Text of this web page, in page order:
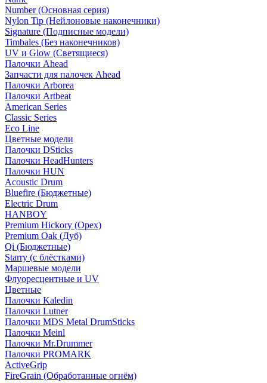
Number (Основная серия)
Nylon Tip (Нейлоновые наконечники)
Signature (Подписные модели)
Timbales (Без наконечников)
UV и Glow (Светящиеся)
Палочки Ahead
Запчасти для палочек Ahead
Палочки Arborea
Палочки Artbeat
American Series
Classic Series
Eco Line
Цветные модели
Палочки DSticks
Палочки HeadHunters
Палочки HUN
Acoustic Drum
Bluefire (Бюджетные)
Electric Drum
HANBOY
Premium Hickory (Орех)
Premium Oak (Дуб)
Qi (Бюджетные)
Starry (с блёстками)
Маршевые модели
Флуоресцентные и UV
Цветные
Палочки Kaledin
Палочки Lutner
Палочки MDS Metal DrumSticks
Палочки Meinl
Палочки Mr.Drummer
Палочки PROMARK
ActiveGrip
FireGrain (Обработанные огнём)